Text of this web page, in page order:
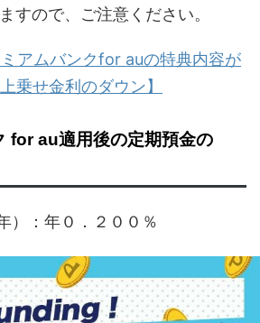
すので、ご注意ください。
アムバンクfor auの特典内容が
乗せ金利のダウン】
for au適用後の定期預金の
）：年０．２００％